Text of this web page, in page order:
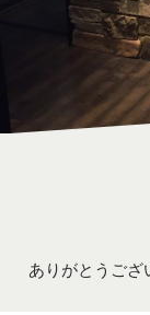
ありがとうござ